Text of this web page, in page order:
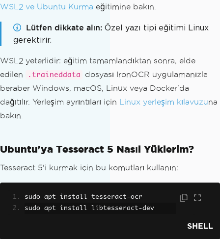
WSL2 ve Ubuntu Kurma eğitimine bakın.
Lütfen dikkate alın Özel yazı tipi eğitimi Linux
gerektirir.
WSL2 yeterlidir: eğitim tamamlandıktan sonra, elde
edilen
.traineddata
dosyası IronOCR uygulamanızla
beraber Windows, macOS, Linux veya Docker'da
dağıtılır. Yerleşim ayrıntıları için Linux yerleşim kılavuzuna
bakın.
Ubuntu'ya Tesseract 5 Nasıl Yüklerim?
Tesseract 5'i kurmak için bu komutları kullanın:
sudo apt install tesseract-ocr
sudo apt install libtesseract-dev
SHELL